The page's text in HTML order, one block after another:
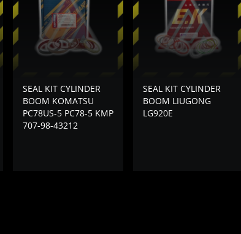
SEAL KIT CYLINDER
BOOM KOMATSU
PC78US-5 PC78-5 KMP
707-98-43212
SEAL KIT CYLINDER
BOOM LIUGONG
LG920E